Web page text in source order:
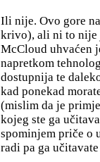
Ili nije. Ovo gore
krivo), ali ni to nije
McCloud uhvaćen
napretkom
dostupnija te
kad ponekad
(mislim da je
kojeg ste ga
spominjem priče o
radi pa ga